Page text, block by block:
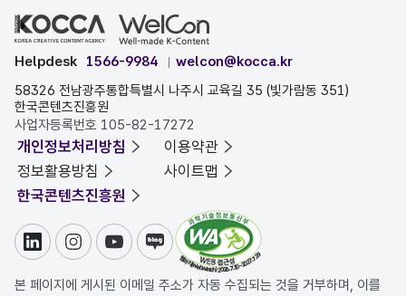
Helpdesk 1566-9984
welcon@kocca.kr
58326 전남광주통합특별시 나주시 교육길 35 (빛가람동 351)
한국콘텐츠진흥원
사업자등록번호 105-82-17272
개인정보처리방침
이용약관
정보활용방침
사이트맵
한국콘텐츠진흥원
링크드인인스타그램
유튜브블로그
본 페이지에 게시된 이메일 주소가 자동 수집되는 것을 거부하며, 이를